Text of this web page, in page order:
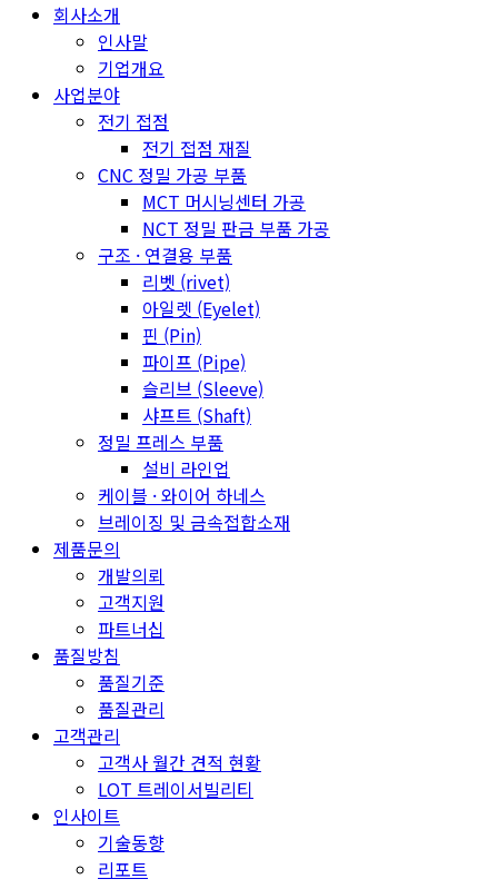
회사소개
인사말
기업개요
사업분야
전기 접점
전기 접점 재질
CNC 정밀 가공 부품
MCT 머시닝센터 가공
NCT 정밀 판금 부품 가공
구조 · 연결용 부품
리벳 (rivet)
아일렛 (Eyelet)
핀 (Pin)
파이프 (Pipe)
슬리브 (Sleeve)
샤프트 (Shaft)
정밀 프레스 부품
설비 라인업
케이블 · 와이어 하네스
브레이징 및 금속접합소재
제품문의
개발의뢰
고객지원
파트너십
품질방침
품질기준
품질관리
고객관리
고객사 월간 견적 현황
LOT 트레이서빌리티
인사이트
기술동향
리포트